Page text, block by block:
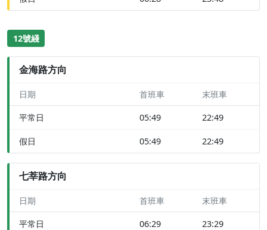
12號綫
金海路方向
日期 首班車 末班車
平常日 05:49 22:49
假日 05:49 22:49
七莘路方向
日期 首班車 末班車
平常日 06:29 23:29